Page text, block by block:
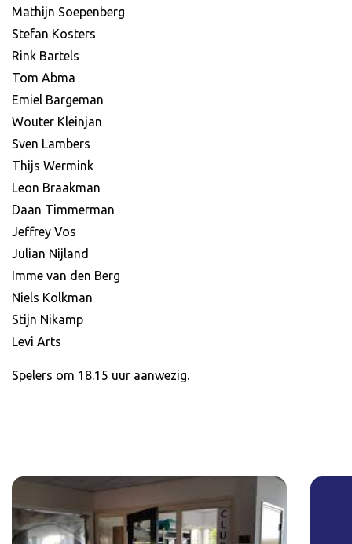
Mathijn Soepenberg
Stefan Kosters
Rink Bartels
Tom Abma
Emiel Bargeman
Wouter Kleinjan
Sven Lambers
Thijs Wermink
Leon Braakman
Daan Timmerman
Jeffrey Vos
Julian Nijland
Imme van den Berg
Niels Kolkman
Stijn Nikamp
Levi Arts
Spelers om 18.15 uur aanwezig.